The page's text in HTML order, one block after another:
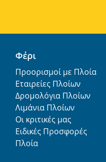
Φέρι
Προορισμοί με Πλοία
Εταιρείες Πλοίων
Δρομολόγια Πλοίων
Λιμάνια Πλοίων
Οι κριτικές μας
Ειδικές Προσφορές
Πλοία